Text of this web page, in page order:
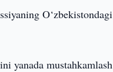
O‘zbekistondagi
yanada mustahkamlash